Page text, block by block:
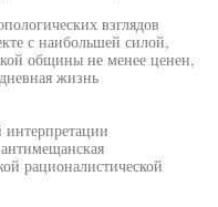
взглядов
с наибольшей силой,
общины не менее ценен,
жизнь
рационалистической